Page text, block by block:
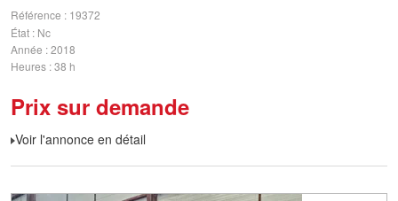
Référence
19372
État Nc
Année 2018
Heures 38 h
Prix sur demande
Voir l'annonce en détail